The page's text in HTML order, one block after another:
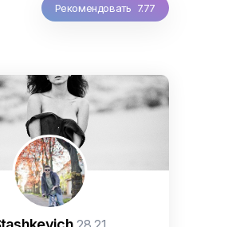
Рекомендовать 7.77